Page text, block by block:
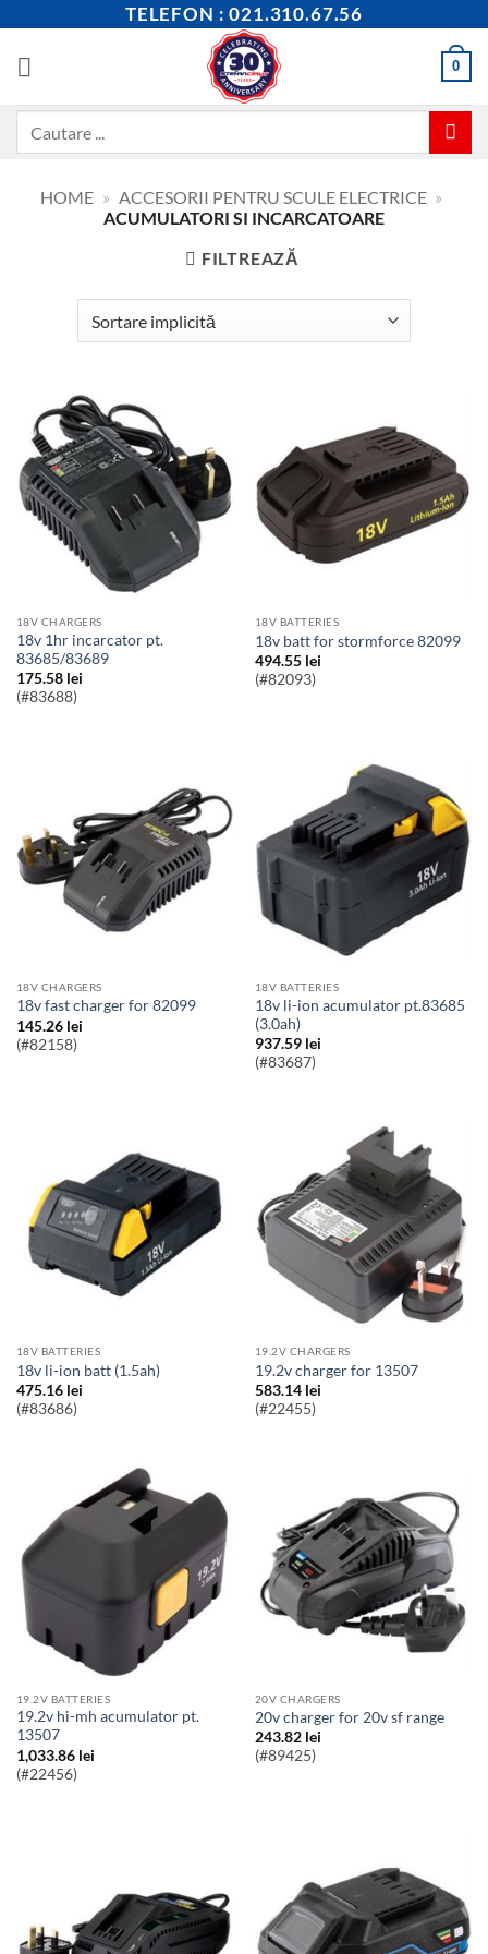
content
TELEFON : 021.310.67.56
0
HOME » ACCESORII PENTRU SCULE ELECTRICE »
ACUMULATORI SI INCARCATOARE
FILTREAZĂ
18V CHARGERS
18v 1hr incarcator pt.
83685/83689
175.58 lei
(#83688)
18V BATTERIES
18v batt for stormforce 82099
494.55 lei
(#82093)
18V CHARGERS
18v fast charger for 82099
145.26 lei
(#82158)
18V BATTERIES
18v li-ion acumulator pt.83685
(3.0ah)
937.59 lei
(#83687)
18V BATTERIES
18v li-ion batt (1.5ah)
475.16 lei
(#83686)
19.2V CHARGERS
19.2v charger for 13507
583.14 lei
(#22455)
19.2V BATTERIES
19.2v hi-mh acumulator pt.
13507
1,033.86 lei
(#22456)
20V CHARGERS
20v charger for 20v sf range
243.82 lei
(#89425)